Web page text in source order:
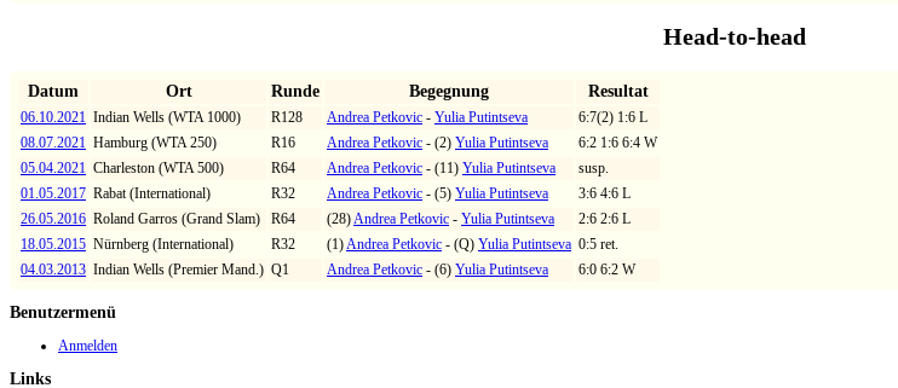
Datum Ort Runde Begegnung Resultat
06.10.2021 Indian Wells (WTA 1000) R128 Andrea Petkovic - Yulia Putintseva
6:7(2) 1:6 L
08.07.2021 Hamburg (WTA 250) R16 Andrea Petkovic - (2) Yulia Putintseva
6:2 1:6 6:4 W
05.04.2021 Charleston (WTA 500) R64 Andrea Petkovic - (11) Yulia Putintseva
susp.
01.05.2017 Rabat (International) R32 Andrea Petkovic - (5) Yulia Putintseva
3:6 4:6 L
26.05.2016 Roland Garros (Grand Slam) R64 (28)Andrea Petkovic - Yulia Putintseva
2:6 2:6 L
18.05.2015 Nürnberg (International) R32 (1)Andrea Petkovic - (Q) Yulia Putintseva 0:5 ret.
04.03.2013 Indian Wells (Premier Mand.) Q1 Andrea Petkovic - (6) Yulia Putintseva 6:0 6:2 W
Benutzermenü
Anmelden
Links